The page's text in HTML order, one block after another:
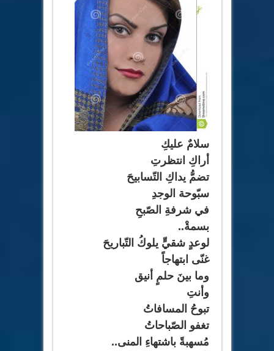
سلامٌ عليكِ
أراكِ انتظرتِ
تضمُّ يداكِ التّسابيحَ
سبّوحة الوجدِ
في شرفةِ الصّبحِ
بسمةْ..
لوعدٍ شقيٍّ يلوكُ التّباريحَ
غنّى ابتهاجاً
وما بينَ حلمٍ أنيق
وأنتِ
تبوحُ المسافاتُ
تغفو الصّباحاتُ
مُسهبةً باشتهاءِ المنى..